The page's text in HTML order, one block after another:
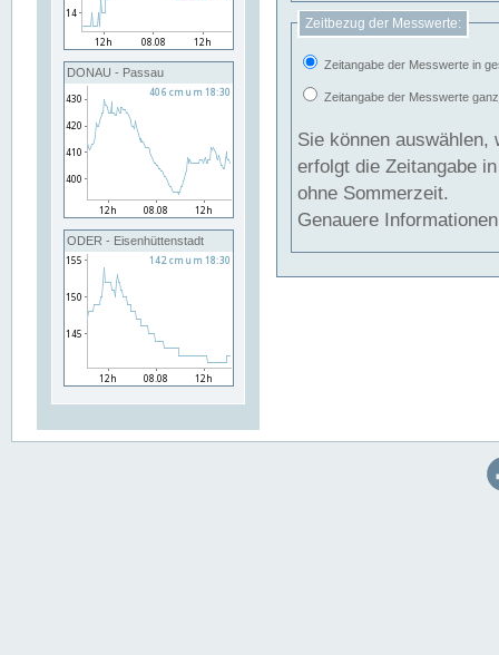
DONAU - Passau
ODER - Eisenhüttenstadt
Zeitbezug der Messwerte:
Zeitangabe der Messwerte in
Zeitangabe der Messwerte
Sie können auswählen,
erfolgt die Zeitangabe
ohne Sommerzeit.
Genauere